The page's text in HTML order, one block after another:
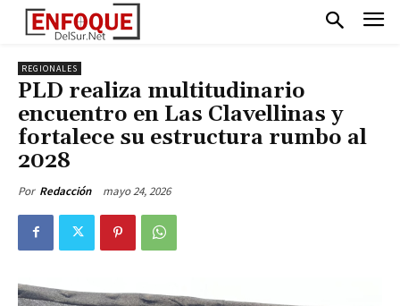
REGIONALES
PLD realiza multitudinario
encuentro en Las Clavellinas y
fortalece su estructura rumbo al
2028
Por Redacción mayo 24, 2026